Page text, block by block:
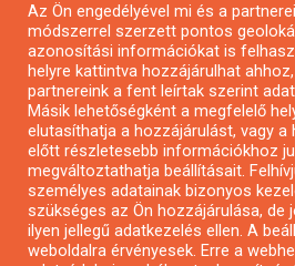
Pályázatok magánszemélyeknek
Pályázatok civil szervezeteknek
Pályázatok vállalkozásoknak
Önkormányzati pályázatok
Mezőgazdasági pályázatok
Falusi turizmus pályázatok
Napelem pályázatok
Az Ön engedélyével mi és a
módszerrel szerzett pontos
azonosítási információkat is
helyre kattintva hozzájárulhat
partnereink a fent leírtak szerint
Másik lehetőségként a megfelelő
elutasíthatja a hozzájárulást, vagy
előtt részletesebb információkhoz
megváltoztathatja beállításait.
személyes adatainak bizonyos
szükséges az Ön hozzájárulása, de
ilyen jellegű adatkezelés ellen. A
weboldalra érvényesek. Erre a